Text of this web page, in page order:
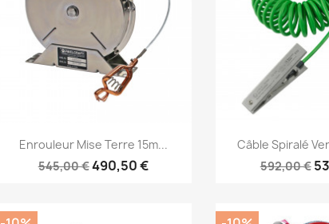
Aperçu rapide
Enrouleur Mise Terre 15m...
545,00 €490,50 €

Câble Spiralé
592,00 €